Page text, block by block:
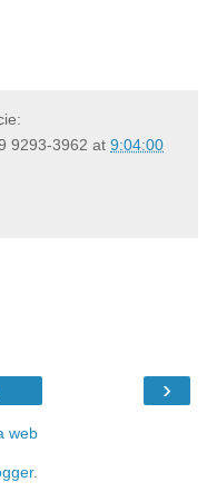
9293-3962 at 9:04:00
›
web
.